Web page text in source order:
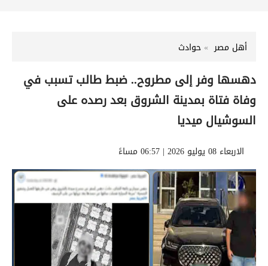
أهل مصر حوادث
دهسها وفر إلى مطروح.. ضبط طالب تسبب في
وفاة فتاة بمدينة الشروق بعد رصده على
السوشيال ميديا
الاربعاء 08 يوليو 2026 | 06:57 مساءً